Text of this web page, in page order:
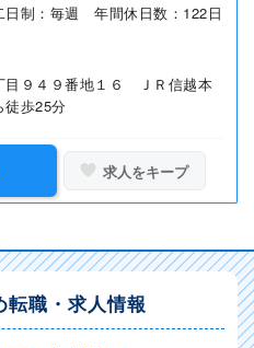
制：毎週 年間休日数：122日
目９４９番地１６ ＪＲ信越本
徒歩25分
求人をキープ
転職・求人情報